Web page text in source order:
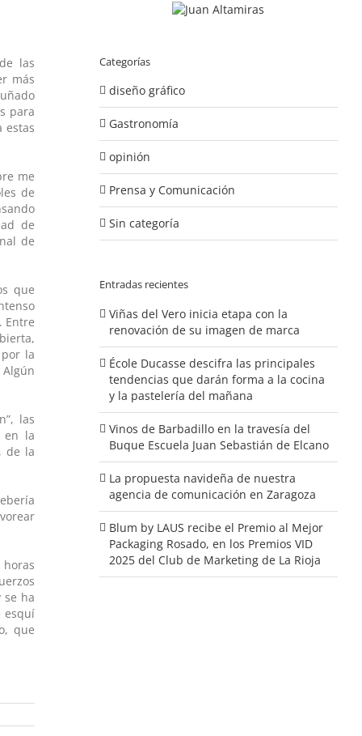
las
más
para
estas
me
de
de
de
que
Entre
la
las
en la
de la
horas
se ha
esquí
que
Categorías
diseño gráfico
Gastronomía
opinión
Prensa y Comunicación
Sin categoría
Entradas recientes
Viñas del Vero inicia etapa con la
renovación de su imagen de marca
École Ducasse descifra las principales
tendencias que darán forma a la cocina
y la pastelería del mañana
Vinos de Barbadillo en la travesía del
Buque Escuela Juan Sebastián de Elcano
La propuesta navideña de nuestra
agencia de comunicación en Zaragoza
Blum by LAUS recibe el Premio al Mejor
Packaging Rosado, en los Premios VID
2025 del Club de Marketing de La Rioja